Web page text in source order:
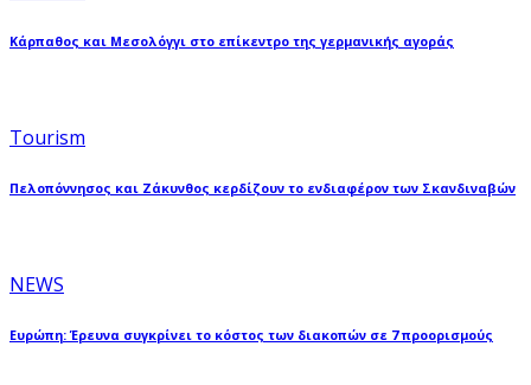
Κάρπαθος και Μεσολόγγι στο επίκεντρο της γερμανικής αγοράς
Tourism
Πελοπόννησος και Ζάκυνθος κερδίζουν το ενδιαφέρον των Σκανδιναβών
NEWS
Ευρώπη: Έρευνα συγκρίνει το κόστος των διακοπών σε 7 προορισμούς